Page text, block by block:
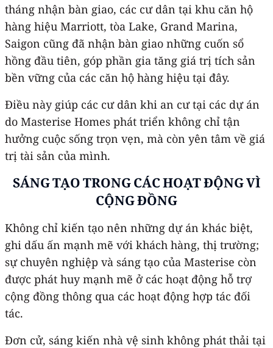
tháng nhận bàn giao, các cư dân tại khu căn hộ
hàng hiệu Marriott, tòa Lake, Grand Marina,
Saigon cũng đã nhận bàn giao những cuốn sổ
hồng đầu tiên, góp phần gia tăng giá trị tích sản
bền vững của các căn hộ hàng hiệu tại đây.
Điều này giúp các cư dân khi an cư tại các dự án
do Masterise Homes phát triển không chỉ tận
hưởng cuộc sống trọn vẹn, mà còn yên tâm về giá
trị tài sản của mình.
SÁNG TẠO TRONG CÁC HOẠT ĐỘNG VÌ
CỘNG ĐỒNG
Không chỉ kiến tạo nên những dự án khác biệt,
ghi dấu ấn mạnh mẽ với khách hàng, thị trường;
sự chuyên nghiệp và sáng tạo của Masterise còn
được phát huy mạnh mẽ ở các hoạt động hỗ trợ
cộng đồng thông qua các hoạt động hợp tác đối
tác.
Đơn cử, sáng kiến nhà vệ sinh không phát thải tại